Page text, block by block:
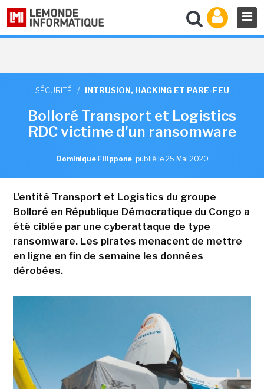
SÉCURITÉ / INTRUSION, HACKING ET PARE-FEU
Bolloré Transport et Logistics
RDC victime d'un ransomware
Dominique Filippone, publié le 25 Mai 2020
L'entité Transport et Logistics du groupe
Bolloré en République Démocratique du Congo a
été ciblée par une cyberattaque de type
ransomware. Les pirates menacent de mettre
en ligne en fin de semaine les données
dérobées.